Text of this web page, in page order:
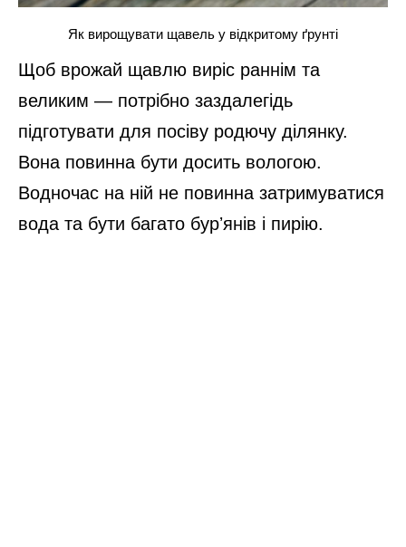
Як вирощувати щавель у відкритому ґрунті
Щоб врожай щавлю виріс раннім та
великим — потрібно заздалегідь
підготувати для посіву родючу ділянку.
Вона повинна бути досить вологою.
Водночас на ній не повинна затримуватися
вода та бути багато бурʼянів і пирію.